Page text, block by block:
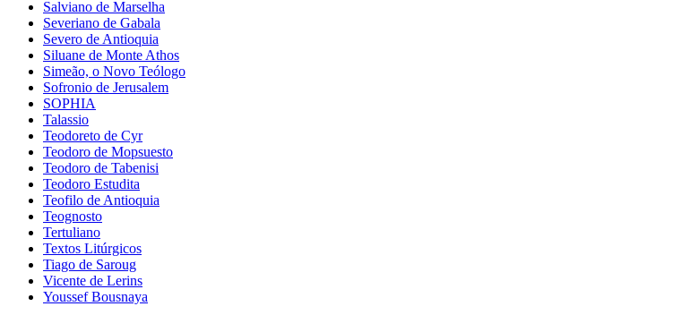
Salviano de Marselha
Severiano de Gabala
Severo de Antioquia
Siluane de Monte Athos
Simeão, o Novo Teólogo
Sofronio de Jerusalem
SOPHIA
Talassio
Teodoreto de Cyr
Teodoro de Mopsuesto
Teodoro de Tabenisi
Teodoro Estudita
Teofilo de Antioquia
Teognosto
Tertuliano
Textos Litúrgicos
Tiago de Saroug
Vicente de Lerins
Youssef Bousnaya